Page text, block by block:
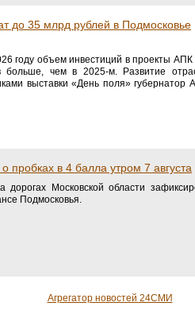
до 35 млрд рублей в Подмосковье
году объем инвестиций в проекты
больше, чем в 2025-м. Развитие
выставки «День поля»
в 4 балла утром 7 августа
дорогах Московской области
Подмосковья.
Агрегатор новостей 24СМИ